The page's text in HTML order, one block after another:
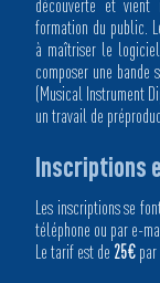
découverte et vient
formation du public.
à maîtriser le
composer une bande
(Musical Instrument
un travail de
Inscriptions
Les inscriptions se
téléphone ou par e-
Le tarif est de 25€